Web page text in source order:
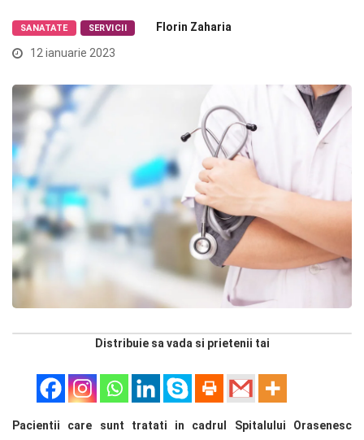
SANATATE SERVICII
Florin Zaharia
12 ianuarie 2023
Distribuie sa vada si prietenii tai
Pacientii care sunt tratati in cadrul Spitalului Orasenesc